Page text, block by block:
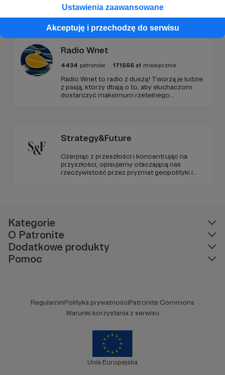
Ustawienia zaawansowane
Akceptuję i przechodzę do serwisu
Promowani autorzy
Radio Wnet
4434 patronów 171555 zł miesięcznie
Radio Wnet to radio z duszą! Tworzą je ludzie
z pasją, którzy dbają o to, aby słuchaczom
dostarczyć maksimum rzetelnego
Strategy&Future
Czerpiąc z przeszłości i koncentrując na
przyszłości, opisujemy otaczającą nas
rzeczywistość przez pryzmat geopolityki i
Kategorie
O Patronite
Dodatkowe produkty
Pomoc
RegulaminPolityka prywatnościPatronite Commons
Warunki korzystania z serwisu
Unia Europejska